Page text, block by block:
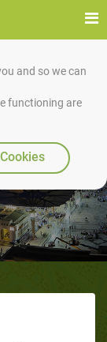
and so we can
functioning are
Qur’ân